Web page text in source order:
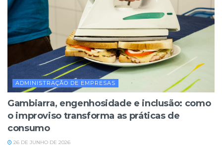
ADMINISTRAÇÃO DE EMPRESAS
Gambiarra, engenhosidade e inclusão: como
o improviso transforma as práticas de
consumo
26 DE JUNHO DE 2026